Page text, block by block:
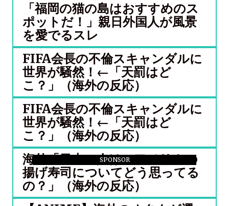
SPONSOR
「福岡の猫の島はおすすめのス
ポットだ！」親日外国人が風景
を愛でるスレ
FIFA会長の不倫スキャンダルに
世界が騒然！←「天罰はど
こ？」（海外の反応）
FIFA会長の不倫スキャンダルに
世界が騒然！←「天罰はど
こ？」（海外の反応）
海外「日本の人は、アメリカの
揚げ寿司についてどう思ってる
の？」（海外の反応）